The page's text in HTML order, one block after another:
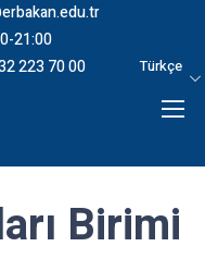
21:00
223 70 00 Türkçe
Birimi